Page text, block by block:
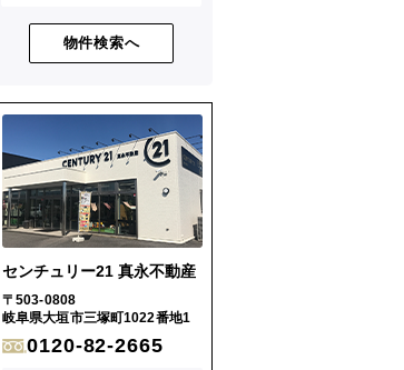
物件検索へ
センチュリー21 真永不動産
〒503-0808
岐阜県大垣市三塚町1022番地1
0120-82-2665